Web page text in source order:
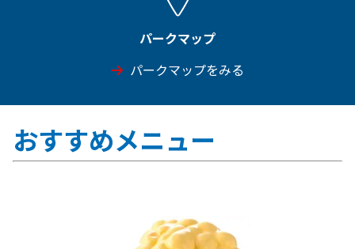
パークマップ
パークマップをみる
おすすめメニュー